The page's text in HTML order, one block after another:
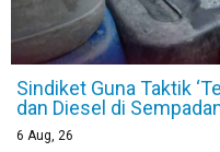
Ibu di Pasir Puteh
Susu Khas RM2,000
6 Aug, 26